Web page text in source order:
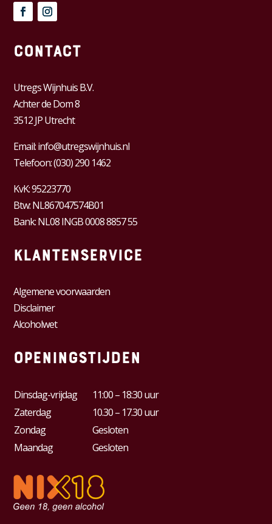
Contact
Utregs Wijnhuis B.V.
Achter de Dom 8
3512 JP Utrecht
Email:info@utregswijnhuis.nl
Telefoon:(030) 290 1462
KvK:95223770
Btw:NL867047574B01
Bank: NL08 INGB 0008 8857 55
Klantenservice
Algemene voorwaarden
Disclaimer
Alcoholwet
Openingstijden
Dinsdag-vrijdag
11:00 – 18:30 uur
Zaterdag
10.30 – 17.30 uur
Zondag
Gesloten
Maandag
Gesloten